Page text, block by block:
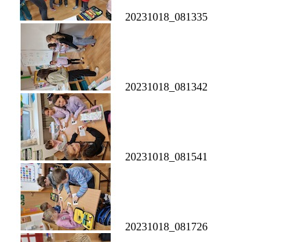
20231018_081335
20231018_081342
20231018_081541
20231018_081726